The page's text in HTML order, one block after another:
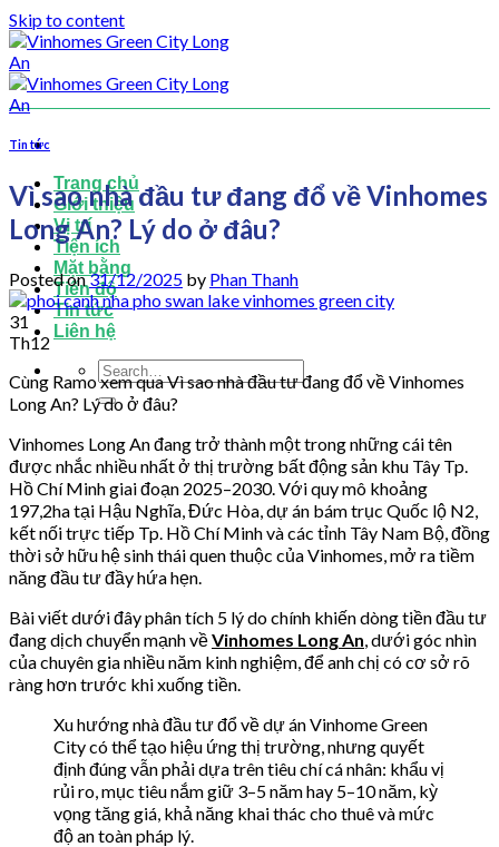
Skip to content
Trang chủ
Giới thiệu
Vị trí
Tiện ích
Mặt bằng
Tiến độ
Tin tức
Liên hệ
Tin tức
Vì sao nhà đầu tư đang đổ về Vinhomes
Long An? Lý do ở đâu?
Posted on31/12/2025 by Phan Thanh
31
Th12
Cùng Ramo xem qua Vì sao nhà đầu tư đang đổ về Vinhomes
Long An? Lý do ở đâu?
Vinhomes Long An đang trở thành một trong những cái tên
được nhắc nhiều nhất ở thị trường bất động sản khu Tây Tp.
Hồ Chí Minh giai đoạn 2025–2030. Với quy mô khoảng
197,2ha tại Hậu Nghĩa, Đức Hòa, dự án bám trục Quốc lộ N2,
kết nối trực tiếp Tp. Hồ Chí Minh và các tỉnh Tây Nam Bộ, đồng
thời sở hữu hệ sinh thái quen thuộc của Vinhomes, mở ra tiềm
năng đầu tư đầy hứa hẹn.
Bài viết dưới đây phân tích 5 lý do chính khiến dòng tiền đầu tư
đang dịch chuyển mạnh vềVinhomes Long An, dưới góc nhìn
của chuyên gia nhiều năm kinh nghiệm, để anh chị có cơ sở rõ
ràng hơn trước khi xuống tiền.
Xu hướng nhà đầu tư đổ về dự án Vinhome Green
City có thể tạo hiệu ứng thị trường, nhưng quyết
định đúng vẫn phải dựa trên tiêu chí cá nhân: khẩu vị
rủi ro, mục tiêu nắm giữ 3–5 năm hay 5–10 năm, kỳ
vọng tăng giá, khả năng khai thác cho thuê và mức
độ an toàn pháp lý.